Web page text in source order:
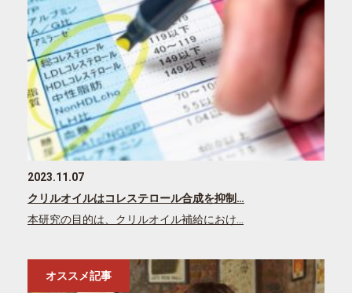
2023.11.07
クリルオイルはコレステロール合成を抑制…
本研究の目的は、クリルオイル補給におけ…
オススメ記事